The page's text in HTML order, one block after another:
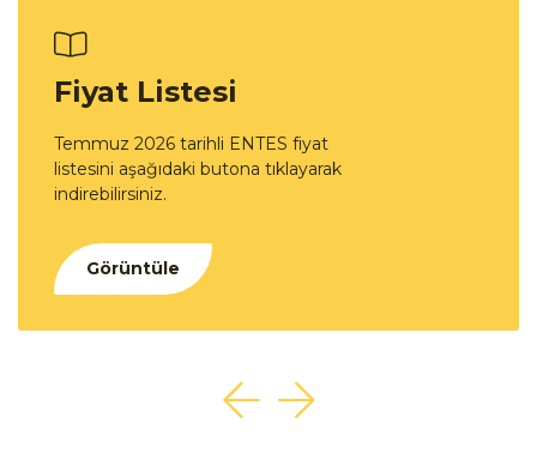
Fiyat Listesi
Temmuz 2026 tarihli ENTES fiyat
listesini aşağıdaki butona tıklayarak
indirebilirsiniz.
Görüntüle